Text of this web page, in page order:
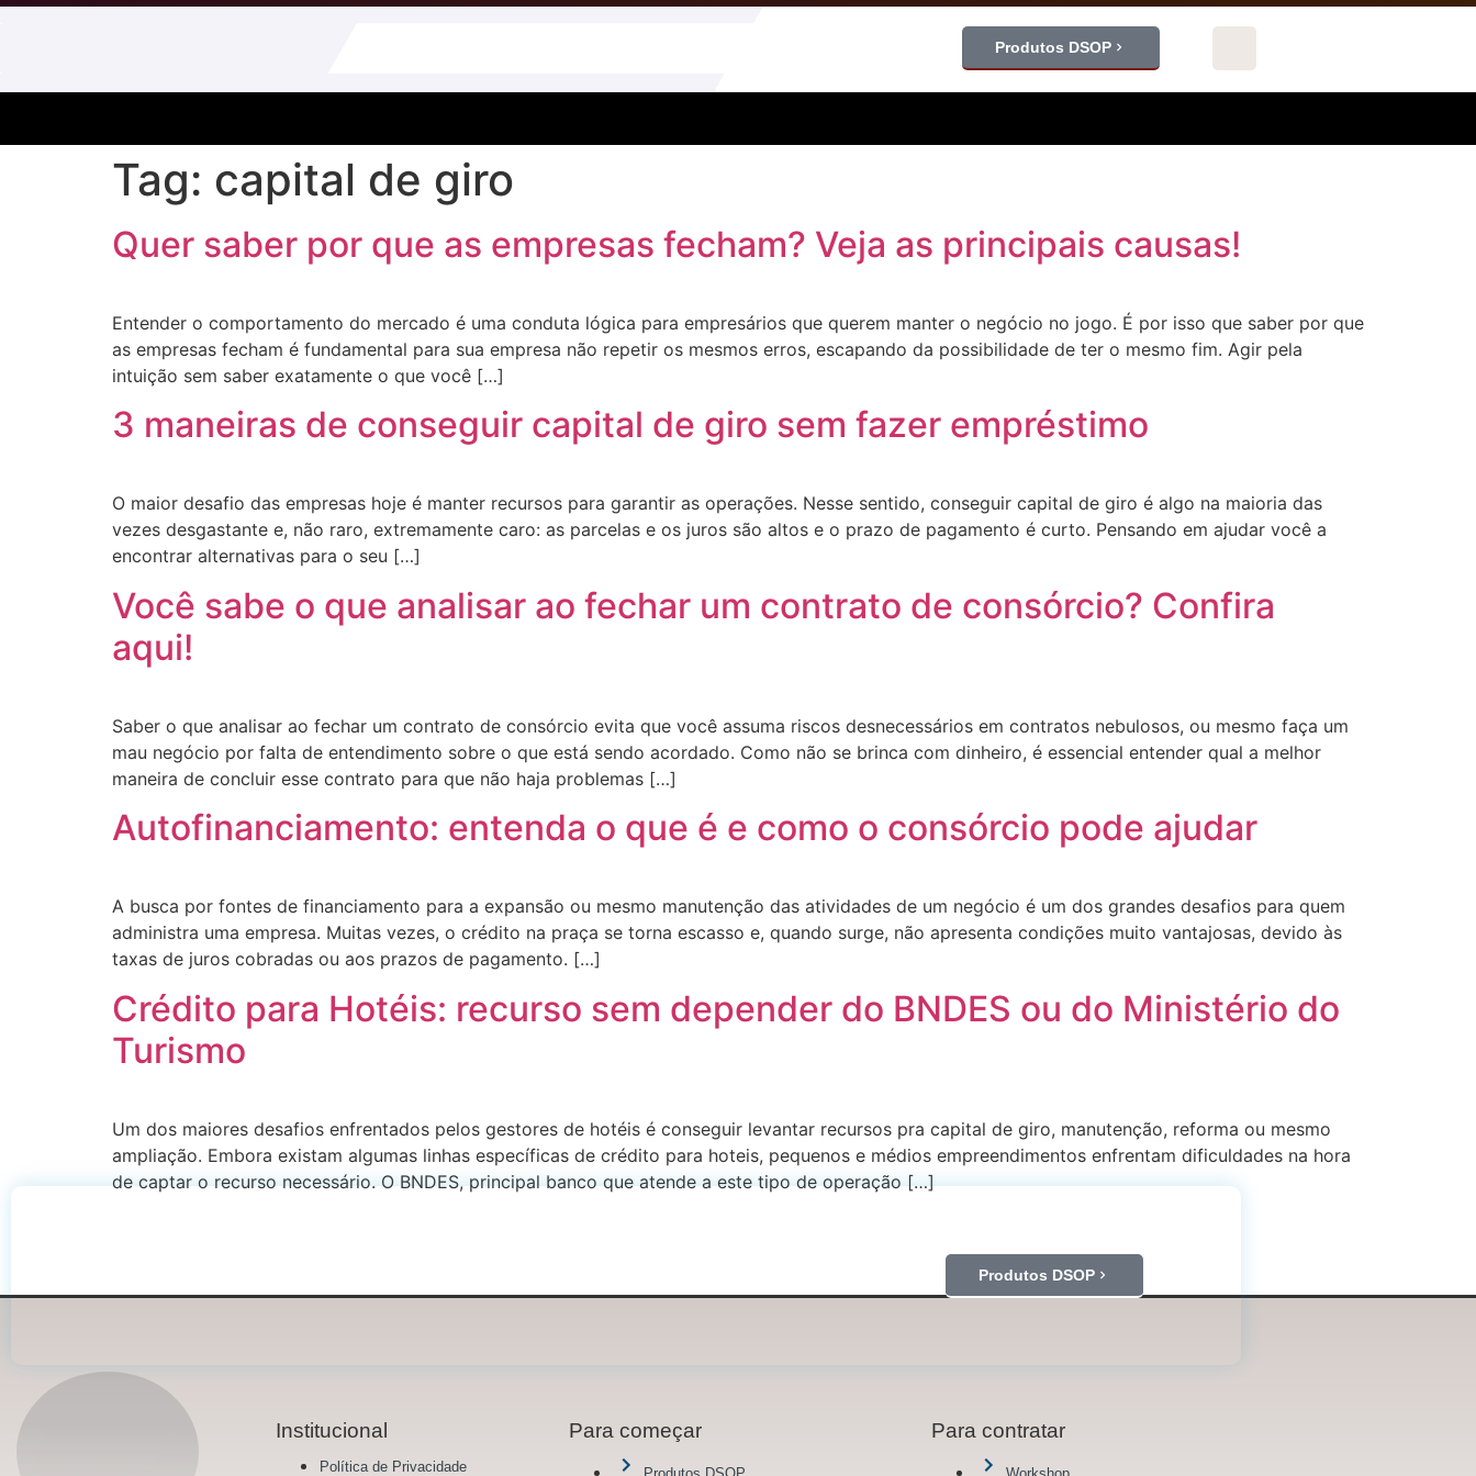
Produtos DSOP
Tag: capital de giro
Quer saber por que as empresas fecham? Veja as principais causas!
Entender o comportamento do mercado é uma conduta lógica para empresários que querem manter o negócio no jogo. É por isso que saber por que
as empresas fecham é fundamental para sua empresa não repetir os mesmos erros, escapando da possibilidade de ter o mesmo fim. Agir pela
intuição sem saber exatamente o que você […]
3 maneiras de conseguir capital de giro sem fazer empréstimo
O maior desafio das empresas hoje é manter recursos para garantir as operações. Nesse sentido, conseguir capital de giro é algo na maioria das
vezes desgastante e, não raro, extremamente caro: as parcelas e os juros são altos e o prazo de pagamento é curto. Pensando em ajudar você a
encontrar alternativas para o seu […]
Você sabe o que analisar ao fechar um contrato de consórcio? Confira
aqui!
Saber o que analisar ao fechar um contrato de consórcio evita que você assuma riscos desnecessários em contratos nebulosos, ou mesmo faça um
mau negócio por falta de entendimento sobre o que está sendo acordado. Como não se brinca com dinheiro, é essencial entender qual a melhor
maneira de concluir esse contrato para que não haja problemas […]
Autofinanciamento: entenda o que é e como o consórcio pode ajudar
A busca por fontes de financiamento para a expansão ou mesmo manutenção das atividades de um negócio é um dos grandes desafios para quem
administra uma empresa. Muitas vezes, o crédito na praça se torna escasso e, quando surge, não apresenta condições muito vantajosas, devido às
taxas de juros cobradas ou aos prazos de pagamento. […]
Crédito para Hotéis: recurso sem depender do BNDES ou do Ministério do
Turismo
Um dos maiores desafios enfrentados pelos gestores de hotéis é conseguir levantar recursos pra capital de giro, manutenção, reforma ou mesmo
ampliação. Embora existam algumas linhas específicas de crédito para hoteis, pequenos e médios empreendimentos enfrentam dificuldades na hora
de captar o recurso necessário. O BNDES, principal banco que atende a este tipo de operação […]
Produtos DSOP
Institucional
Política de Privacidade
Para começar Para contratar